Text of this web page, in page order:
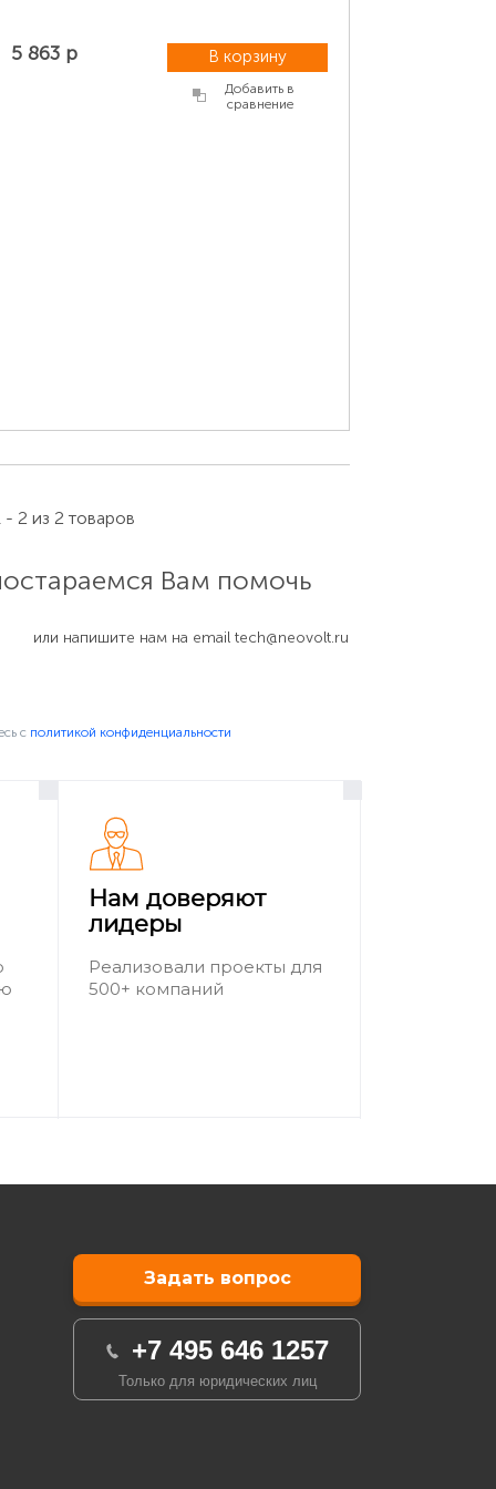
5 863 р В корзину
Добавить в
сравнение
2 из 2 товаров
Вам помочь
или напишите нам на email tech@neovolt.ru
c политикой конфиденциальности
Нам доверяют
лидеры
Реализовали проекты для
500+ компаний
Задать вопрос
+7 495 646 1257
Только для юридических лиц